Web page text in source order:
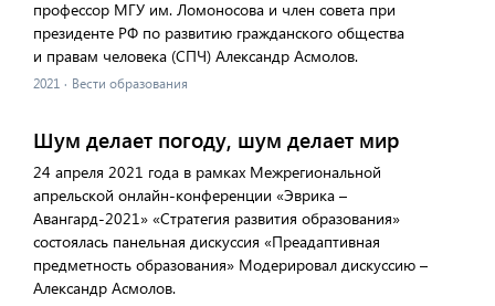
профессор МГУ им. Ломоносова и член совета при
президенте РФ по развитию гражданского общества
и правам человека (СПЧ) Александр Асмолов.
2021 · Вести образования
Шум делает погоду, шум делает мир
24 апреля 2021 года в рамках Межрегиональной
апрельской онлайн-конференции «Эврика –
Авангард-2021» «Стратегия развития образования»
состоялась панельная дискуссия «Преадаптивная
предметность образования» Модерировал дискуссию –
Александр Асмолов.